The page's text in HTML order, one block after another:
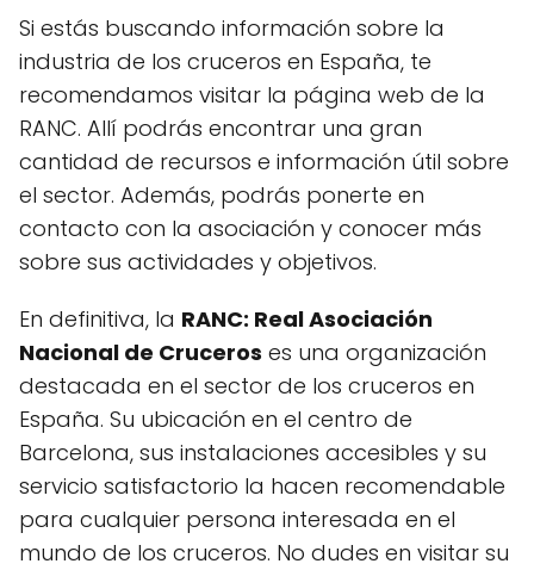
Si estás buscando información sobre la
industria de los cruceros en España, te
recomendamos visitar la página web de la
RANC. Allí podrás encontrar una gran
cantidad de recursos e información útil sobre
el sector. Además, podrás ponerte en
contacto con la asociación y conocer más
sobre sus actividades y objetivos.
En definitiva, la RANC: Real Asociación
Nacional de Cruceros es una organización
destacada en el sector de los cruceros en
España. Su ubicación en el centro de
Barcelona, sus instalaciones accesibles y su
servicio satisfactorio la hacen recomendable
para cualquier persona interesada en el
mundo de los cruceros. No dudes en visitar su